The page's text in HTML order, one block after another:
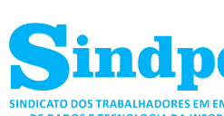
para
conteúdo